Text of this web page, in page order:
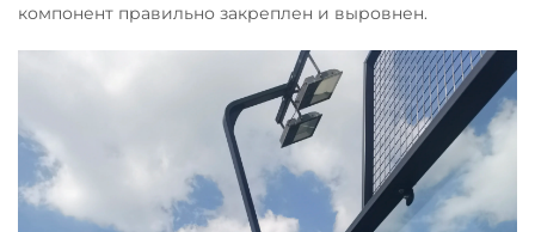
компонент правильно закреплен и выровнен.